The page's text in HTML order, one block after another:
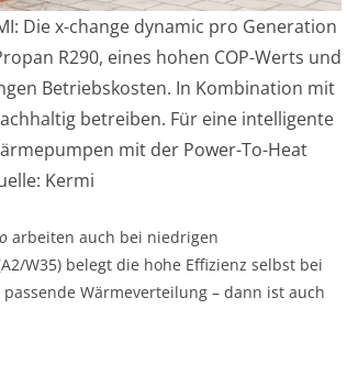
Die x-change dynamic pro Generation
R290, eines hohen COP-Werts und
Betriebskosten. In Kombination mit
betreiben. Für eine intelligente
mit der Power-To-Heat
Kermi
arbeiten auch bei niedrigen
W35) belegt die hohe Effizienz selbst bei
Wärmeverteilung – dann ist auch